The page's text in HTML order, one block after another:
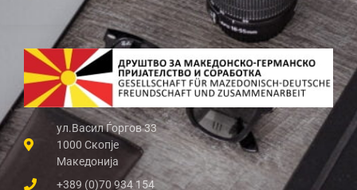
ул.Васил Ѓоргов 33
1000 Скопје
Македонија
+389 (0)70 934 154